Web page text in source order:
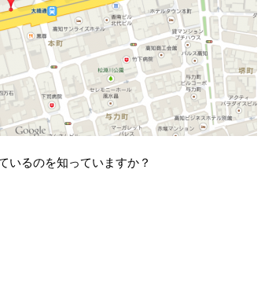
いるのを知っていますか？